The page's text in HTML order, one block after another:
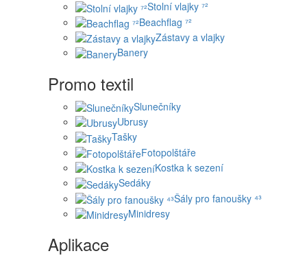
Stolní vlajky ⁷²
Beachflag ⁷²
Zástavy a vlajky
Banery
Promo textil
Slunečníky
Ubrusy
Tašky
Fotopolštáře
Kostka k sezení
Sedáky
Šály pro fanoušky ⁴³
Minidresy
Aplikace